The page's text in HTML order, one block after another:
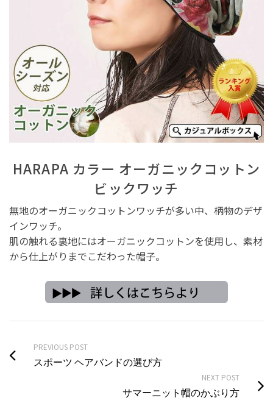
HARAPA カラー オーガニックコットン
ビックワッチ
無地のオーガニックコットンワッチが多い中、柄物のデザ
インワッチ。
肌の触れる裏地にはオーガニックコットンを使用し、素材
から仕上がりまでこだわった帽子。
PREVIOUS POST
スポーツ ヘアバンドの選び方
NEXT POST
サマーニット帽のかぶり方